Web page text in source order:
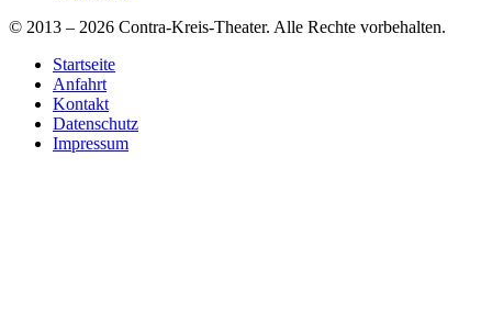
© 2013 – 2026 Contra-Kreis-Theater. Alle Rechte vorbehalten.
Startseite
Anfahrt
Kontakt
Datenschutz
Impressum